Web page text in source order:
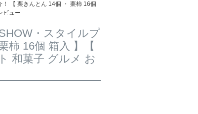
【 栗きんとん 14個 ・ 栗柿 16個
ビュー
・スタイルプ
柿 16個 箱入 】【
和菓子 グルメ お